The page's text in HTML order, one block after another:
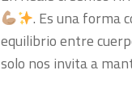
. Es una forma
equilibrio entre
solo nos invita a